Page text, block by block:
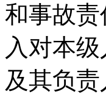
和事故
入对本
及其负责